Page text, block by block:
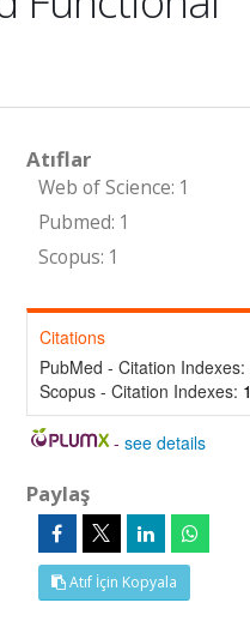
Atıflar
Web of Science: 1
Pubmed: 1
Scopus: 1
Citations
PubMed - Citation Indexes:
Scopus - Citation Indexes: 1
-see details
Paylaş
Atıf İçin Kopyala